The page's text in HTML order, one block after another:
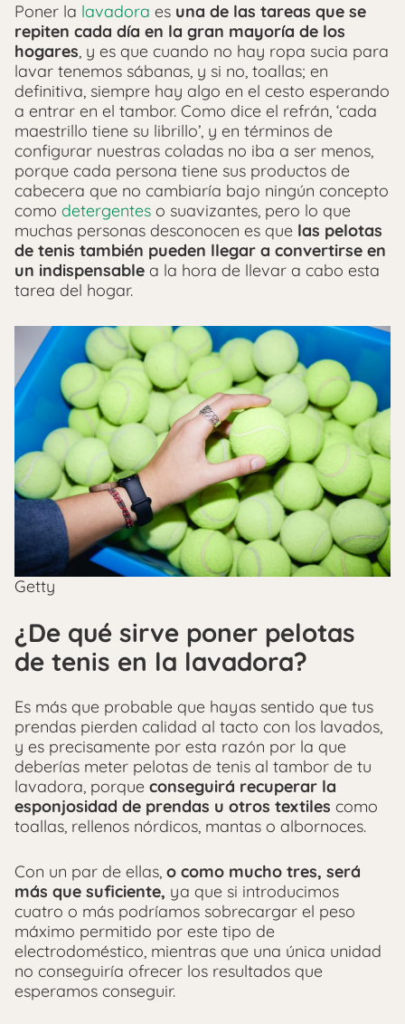
Poner la lavadora es una de las tareas que se
repiten cada día en la gran mayoría de los
hogares, y es que cuando no hay ropa sucia para
lavar tenemos sábanas, y si no, toallas; en
definitiva, siempre hay algo en el cesto esperando
a entrar en el tambor. Como dice el refrán, ‘cada
maestrillo tiene su librillo’, y en términos de
configurar nuestras coladas no iba a ser menos,
porque cada persona tiene sus productos de
cabecera que no cambiaría bajo ningún concepto
como detergentes o suavizantes, pero lo que
muchas personas desconocen es que las pelotas
de tenis también pueden llegar a convertirse en
un indispensable a la hora de llevar a cabo esta
tarea del hogar.
Getty
¿De qué sirve poner pelotas
de tenis en la lavadora?
Es más que probable que hayas sentido que tus
prendas pierden calidad al tacto con los lavados,
y es precisamente por esta razón por la que
deberías meter pelotas de tenis al tambor de tu
lavadora, porque conseguirá recuperar la
esponjosidad de prendas u otros textiles como
toallas, rellenos nórdicos, mantas o albornoces.
Con un par de ellas, o como mucho tres, será
más que suficiente, ya que si introducimos
cuatro o más podríamos sobrecargar el peso
máximo permitido por este tipo de
electrodoméstico, mientras que una única unidad
no conseguiría ofrecer los resultados que
esperamos conseguir.